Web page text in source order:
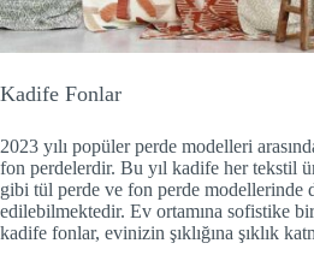
Kadife Fonlar
2023 yılı popüler perde modelleri
fon perdelerdir. Bu yıl kadife her tekstil
gibi tül perde ve fon perde modellerinde
edilebilmektedir. Ev ortamına sofistike
kadife fonlar, evinizin şıklığına şıklık